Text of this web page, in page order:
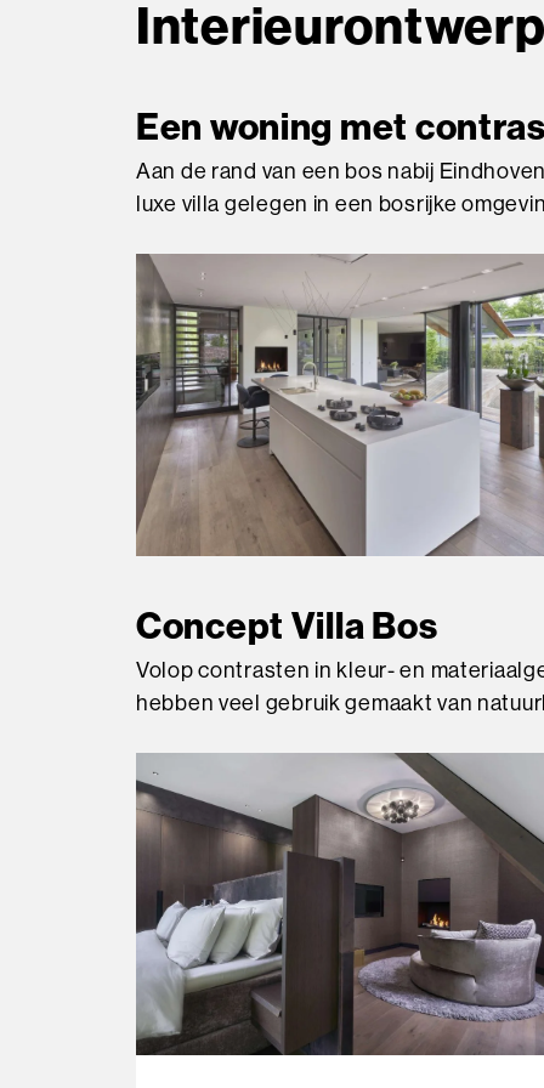
Een woning met
Aan de rand van een bos nabij
luxe villa gelegen in een bosrijke
Concept Villa Bos
Volop contrasten in kleur- en
hebben veel gebruik gemaakt van